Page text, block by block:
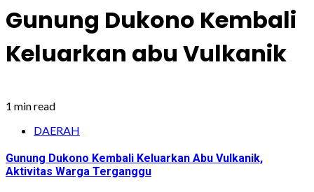
Gunung Dukono Kembali
Keluarkan abu Vulkanik
1 min read
DAERAH
Gunung Dukono Kembali Keluarkan Abu Vulkanik,
Aktivitas Warga Terganggu